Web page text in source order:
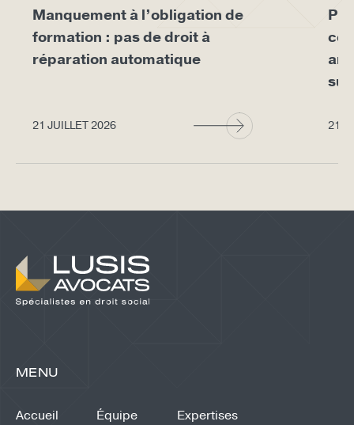
Manquement à l’obligation de
formation : pas de droit à
réparation automatique
21 JUILLET 2026 21
MENU
Accueil Équipe
Expertises